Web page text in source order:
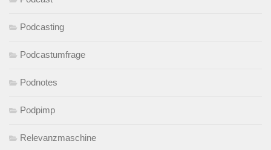
Podcasting
Podcastumfrage
Podnotes
Podpimp
Relevanzmaschine